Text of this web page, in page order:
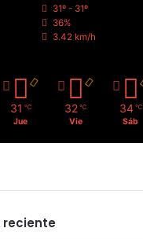
31º - 31º
36%
3.42 km/h
31 ℃
Jue
32 ℃
Vie
34 ℃
Sáb
reciente